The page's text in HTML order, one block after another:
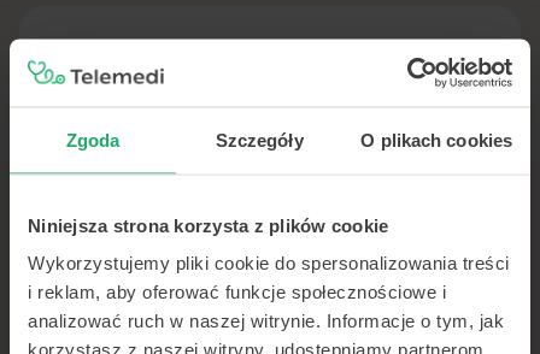
Zgoda Szczegóły O plikach cookies
Niniejsza strona korzysta z plików cookie
Wykorzystujemy pliki cookie do spersonalizowania treści
i reklam, aby oferować funkcje społecznościowe i
analizować ruch w naszej witrynie. Informacje o tym, jak
korzystasz z naszej witryny, udostępniamy partnerom